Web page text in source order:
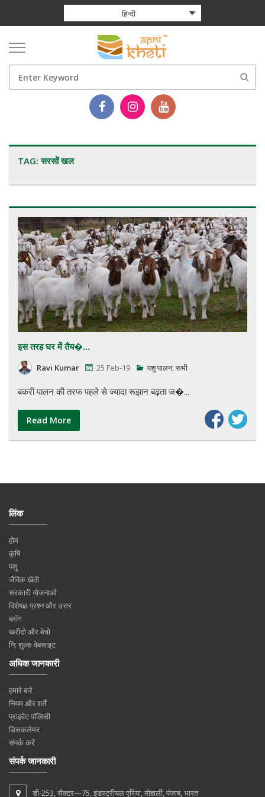
हिन्दी
TAG:सरसों खल
इस तरह घर में तैय�...
Ravi Kumar 25 Feb-19 पशु पालन,सभी
बकरी पालन की तरफ पहले से ज्यादा रूझान बढ़ता ज�...
Read More
लिंक
होम
कृषि
पशु
जैविक खेती
सरकारी योजनाओं
विशेषज्ञ प्रश्न और उत्तर
ब्लॉग
खरीदो और बेचो
नि: शुल्क वेबसाइट
अधिक जानकारी
हमारे बारे
नियम और शर्तें
प्राइवेट पॉलिसी
डिसकलेमर
संपर्क करें
संपर्क जानकारी
डी-253, सैक्टर—75, इंडस्ट्रीयल एरिया, मोहाली, पंजाब, भारत